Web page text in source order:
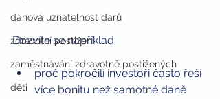
daňová uznatelnost darů
zdravotní postižení
zaměstnávání zdravotně postižených
děti
Dozvíte se například:
proč pokročilí investoři často řeší
více bonitu než samotné daně